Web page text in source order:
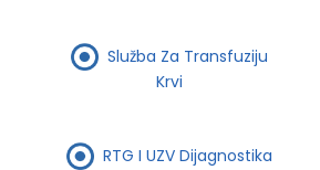
Služba Za Transfuziju
Krvi
RTG I UZV Dijagnostika